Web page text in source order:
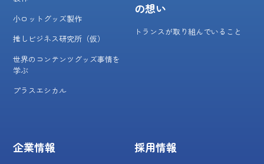
小ロットグッズ製作
推しビジネス研究所（仮）
世界のコンテンツグッズ事情を
学ぶ
プラスエシカル
の想い
トランスが取り組んでいること
企業情報 採用情報